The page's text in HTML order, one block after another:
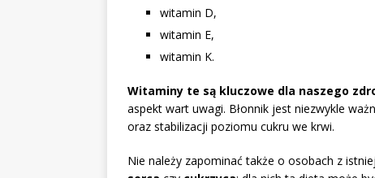
witamin D,
witamin E,
witamin K.
Witaminy te są kluczowe dla naszego
aspekt wart uwagi. Błonnik jest niezwykle
oraz stabilizacji poziomu cukru we krwi.
Nie należy zapominać także o osobach z